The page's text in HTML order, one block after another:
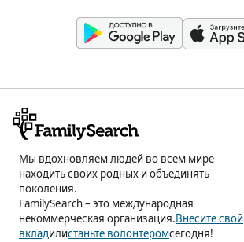
Мы вдохновляем людей во всем мире
находить своих родных и объединять
поколения.
FamilySearch – это международная
некоммерческая организация.Внесите свой
вкладилистаньте волонтеромсегодня!